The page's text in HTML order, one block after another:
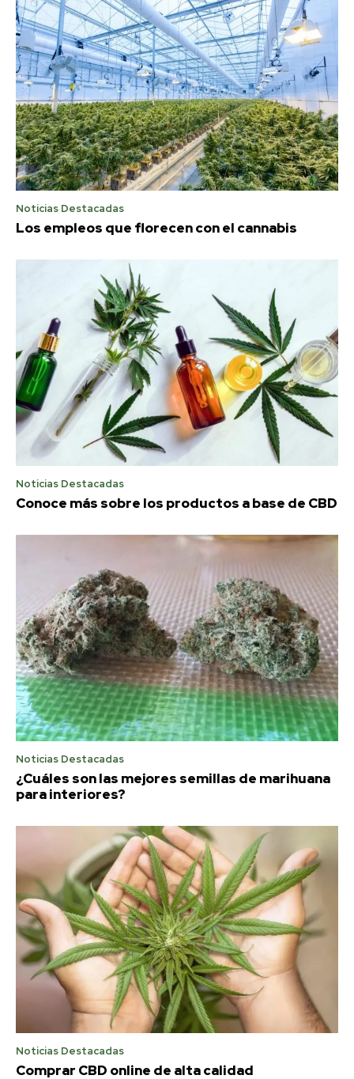
Noticias Destacadas
Los empleos que florecen con el cannabis
Noticias Destacadas
Conoce más sobre los productos a base de CBD
Noticias Destacadas
¿Cuáles son las mejores semillas de marihuana
para interiores?
Noticias Destacadas
Comprar CBD online de alta calidad